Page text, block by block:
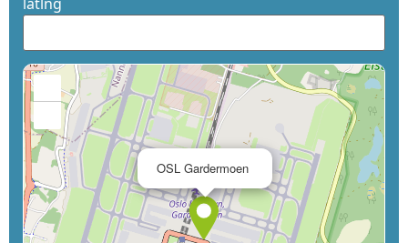
latlng
OSL Gardermoen